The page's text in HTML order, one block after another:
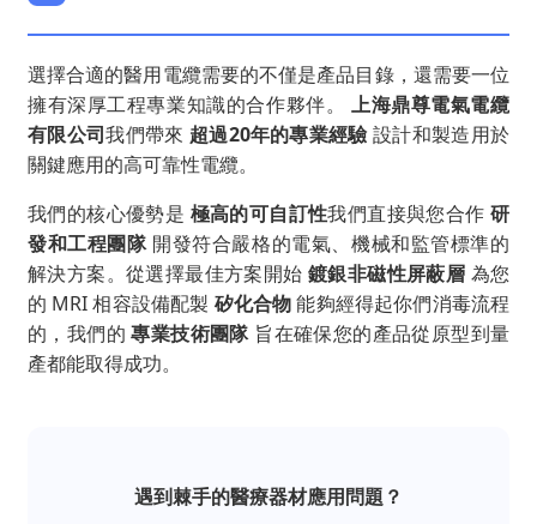
選擇合適的醫用電纜需要的不僅是產品目錄，還需要一位
擁有深厚工程專業知識的合作夥伴。 上海鼎尊電氣電纜
有限公司我們帶來 超過20年的專業經驗 設計和製造用於
關鍵應用的高可靠性電纜。
我們的核心優勢是 極高的可自訂性我們直接與您合作研
發和工程團隊開發符合嚴格的電氣、機械和監管標準的
解決方案。從選擇最佳方案開始 鍍銀非磁性屏蔽層 為您
的 MRI 相容設備配製 矽化合物能夠經得起你們消毒流程
的，我們的專業技術團隊旨在確保您的產品從原型到量
產都能取得成功。
遇到棘手的醫療器材應用問題？